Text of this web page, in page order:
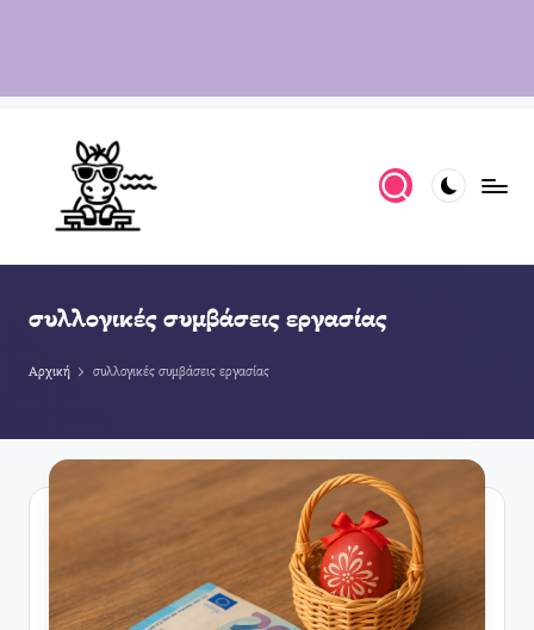
συλλογικές συμβάσεις εργασίας
Αρχική συλλογικές συμβάσεις εργασίας